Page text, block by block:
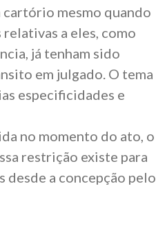
mesmo quando
a eles, como
já tenham sido
em julgado. O tema
especificidades e
no momento do ato, o
restrição existe para
a concepção pelo